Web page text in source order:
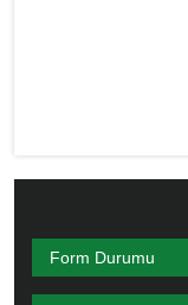
Form Durumu